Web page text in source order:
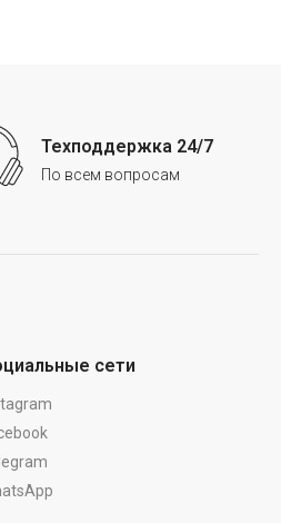
Техподдержка 24/7
По всем вопросам
сети